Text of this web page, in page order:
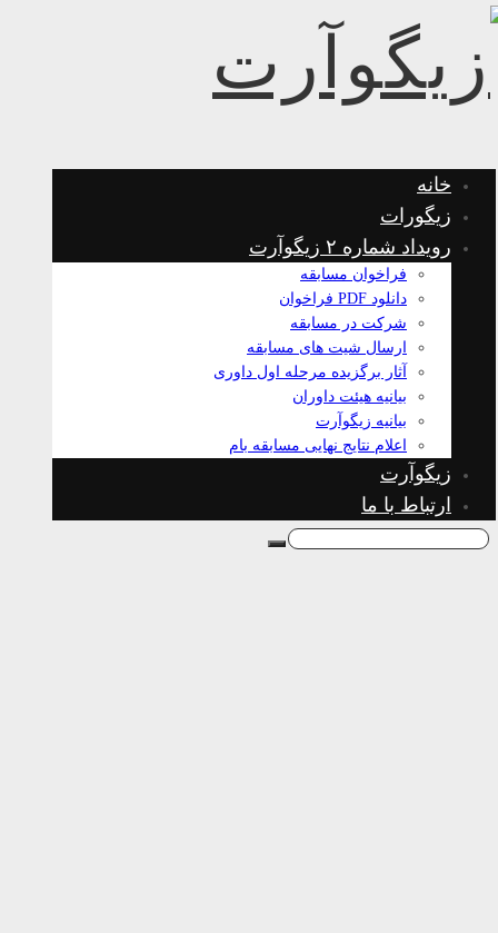
خانه
زیگورات
رویداد شماره ۲ زیگوآرت
فراخوان مسابقه
دانلود PDF فراخوان
شرکت در مسابقه
ارسال شیت های مسابقه
آثار برگزیده مرحله اول داوری
بیانیه هیئت داوران
بیانیه زیگوآرت
اعلام نتایج نهایی مسابقه بام
زیگوآرت
ارتباط با ما